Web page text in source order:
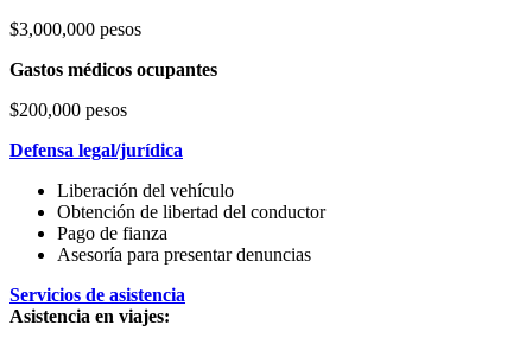
$3,000,000 pesos
Gastos médicos ocupantes
$200,000 pesos
Defensa legal/jurídica
Liberación del vehículo
Obtención de libertad del conductor
Pago de fianza
Asesoría para presentar denuncias
Servicios de asistencia
Asistencia en viajes: